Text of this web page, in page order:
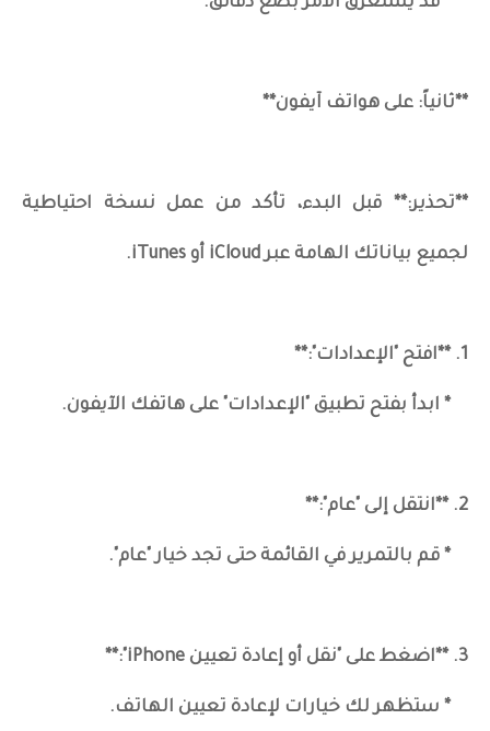
**ثانياً: على هواتف آيفون**
**تحذير:** قبل البدء، تأكد من عمل نسخة احتياطية
لجميع بياناتك الهامة عبر iCloud أو iTunes.
1. **افتح "الإعدادات":**
* ابدأ بفتح تطبيق "الإعدادات" على هاتفك الآيفون.
2. **انتقل إلى "عام":**
* قم بالتمرير في القائمة حتى تجد خيار "عام".
3. **اضغط على "نقل أو إعادة تعيين iPhone":**
* ستظهر لك خيارات لإعادة تعيين الهاتف.